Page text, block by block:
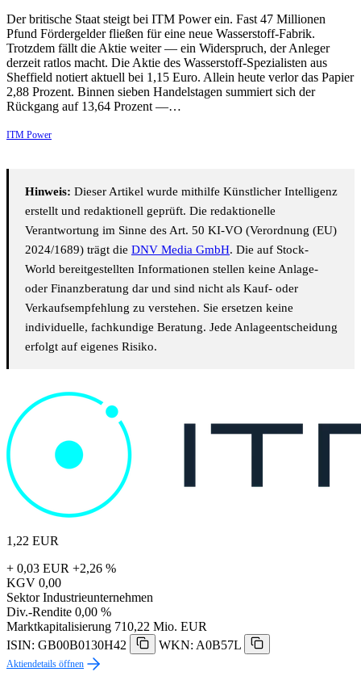
Der britische Staat steigt bei ITM Power ein. Fast 47 Millionen
Pfund Fördergelder fließen für eine neue Wasserstoff-Fabrik.
Trotzdem fällt die Aktie weiter — ein Widerspruch, der Anleger
derzeit ratlos macht. Die Aktie des Wasserstoff-Spezialisten aus
Sheffield notiert aktuell bei 1,15 Euro. Allein heute verlor das Papier
2,88 Prozent. Binnen sieben Handelstagen summiert sich der
Rückgang auf 13,64 Prozent —…
ITM Power
Hinweis: Dieser Artikel wurde mithilfe Künstlicher Intelligenz
erstellt und redaktionell geprüft. Die redaktionelle
Verantwortung im Sinne des Art. 50 KI-VO (Verordnung (EU)
2024/1689) trägt die DNV Media GmbH. Die auf Stock-
World bereitgestellten Informationen stellen keine Anlage-
oder Finanzberatung dar und sind nicht als Kauf- oder
Verkaufsempfehlung zu verstehen. Sie ersetzen keine
individuelle, fachkundige Beratung. Jede Anlageentscheidung
erfolgt auf eigenes Risiko.
1,22 EUR
+ 0,03 EUR +2,26 %
KGV 0,00
Sektor Industrieunternehmen
Div.-Rendite 0,00 %
Marktkapitalisierung 710,22 Mio. EUR
ISIN: GB00B0130H42
WKN: A0B57L
Aktiendetails öffnen